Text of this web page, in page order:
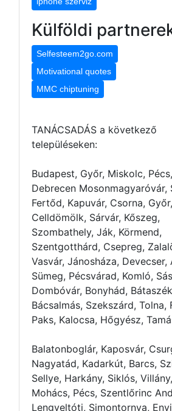
Külföldi
Selfesteem2go.com
Motivational quotes
MMC chiptuning
TANÁCSADÁS a következő
településeken:
Budapest, Győr, Miskolc,
Debrecen Mosonmagyaróvár,
Fertőd, Kapuvár, Csorna,
Celldömölk, Sárvár, Kőszeg,
Szombathely, Ják, Körmend,
Szentgotthárd, Csepreg,
Vasvár, Jánosháza, Devecser,
Sümeg, Pécsvárad, Komló,
Dombóvár, Bonyhád,
Bácsalmás, Szekszárd, Tolna,
Paks, Kalocsa, Hőgyész,
Balatonboglár, Kaposvár,
Nagyatád, Kadarkút, Barcs,
Sellye, Harkány, Siklós,
Mohács, Pécs, Szentlőrinc
Lengyeltóti, Simontornya,